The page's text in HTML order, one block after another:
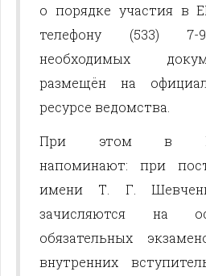
о порядке участия в
телефону (533) 7-
необходимых
размещён на
ресурсе ведомства.
При этом в
напоминают: при
имени Т. Г.
зачисляются на
обязательных
внутренних